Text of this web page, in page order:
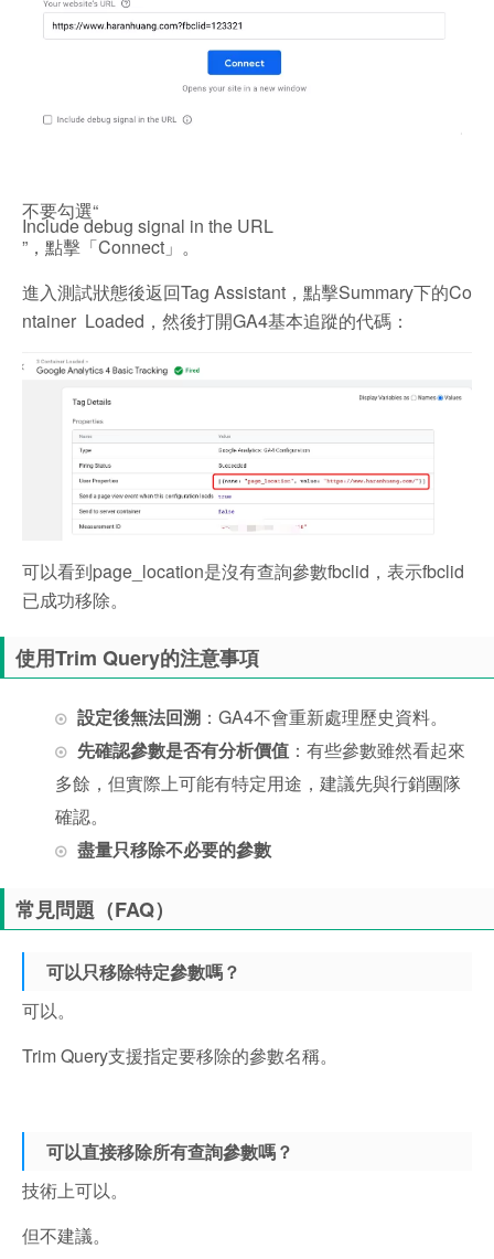
不要勾選“
Include debug signal in the URL
”，點擊「Connect」。
進入測試狀態後返回Tag Assistant，點擊Summary下的Co
ntainer Loaded，然後打開GA4基本追蹤的代碼：
可以看到page_location是沒有查詢參數fbclid，表示fbclid
已成功移除。
使用Trim Query的注意事項
設定後無法回溯 ：GA4不會重新處理歷史資料。
先確認參數是否有分析價值 ：有些參數雖然看起來
多餘，但實際上可能有特定用途，建議先與行銷團隊
確認。
盡量只移除不必要的參數
常見問題（FAQ）
可以只移除特定參數嗎？
可以。
Trim Query支援指定要移除的參數名稱。
可以直接移除所有查詢參數嗎？
技術上可以。
但不建議。